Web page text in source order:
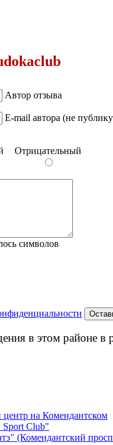
Автор отзыва
E-mail автора (не
Отрицательный
символов
в этом районе в
на Комендантском
Club"
(Комендантский